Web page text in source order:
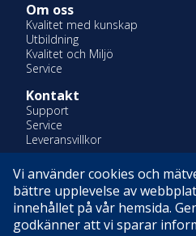
Vi använder cookies och
bättre upplevelse av
innehållet på vår hemsida.
godkänner att vi sparar
Om oss
Kvalitet med kunskap
Utbildning
Kvalitet och Miljö
Service
Kontakt
Support
Service
Leveransvillkor